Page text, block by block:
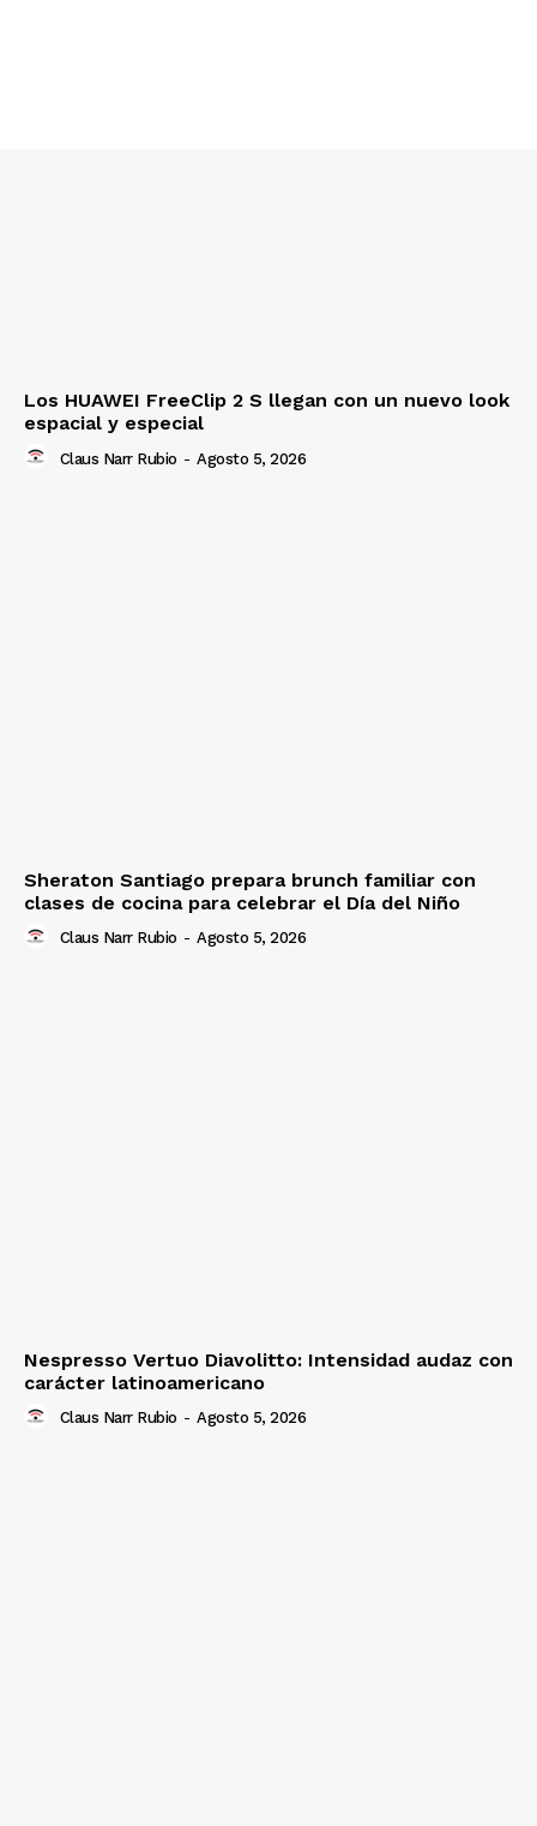
Los HUAWEI FreeClip 2 S llegan con un nuevo look
espacial y especial
Claus Narr Rubio - Agosto 5, 2026
Sheraton Santiago prepara brunch familiar con
clases de cocina para celebrar el Día del Niño
Claus Narr Rubio - Agosto 5, 2026
Nespresso Vertuo Diavolitto: Intensidad audaz con
carácter latinoamericano
Claus Narr Rubio - Agosto 5, 2026